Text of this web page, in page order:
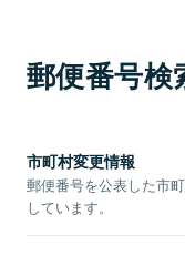
郵便番号検
市町村変更情報
郵便番号を公表した市
しています。